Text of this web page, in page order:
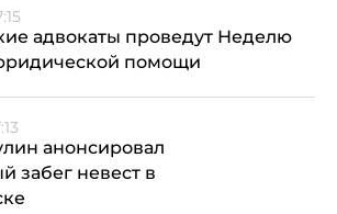
адвокаты проведут Неделю
помощи
анонсировал
забег невест в